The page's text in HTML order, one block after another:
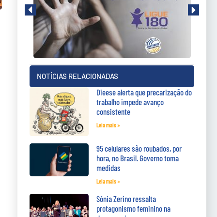
NOTÍCIAS RELACIONADAS
Dieese alerta que precarização do
trabalho impede avanço
consistente
Leia mais »
95 celulares são roubados, por
hora, no Brasil. Governo toma
medidas
Leia mais »
Sônia Zerino ressalta
protagonismo feminino na